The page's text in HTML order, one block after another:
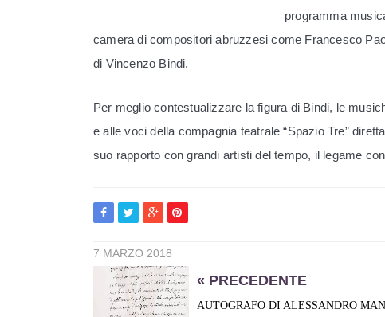
programma
camera di compositori abruzzesi come Francesco
di Vincenzo Bindi.
Per meglio contestualizzare la figura di Bindi, le
e alle voci della compagnia teatrale “Spazio Tre”
suo rapporto con grandi artisti del tempo, il legame
7 MARZO 2018
« PRECEDENTE
AUTOGRAFO DI ALESSANDRO